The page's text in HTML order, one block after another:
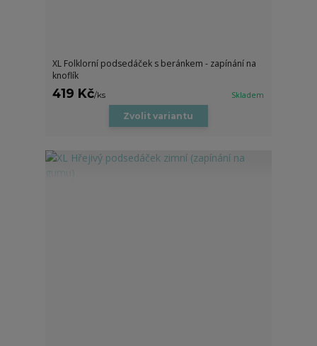
XL Folklorní podsedáček s beránkem - zapínání na
knoflík
419 Kč/ks Skladem
Zvolit variantu